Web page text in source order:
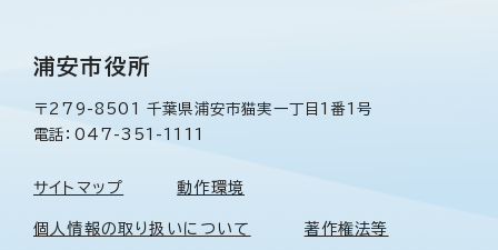
浦安市役所
〒279-8501 千葉県浦安市猫実一丁目1番1号
電話：047-351-1111
サイトマップ 動作環境
個人情報の取り扱いについて 著作権法等